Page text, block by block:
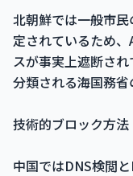
北朝鮮では一般市
定されているため
スが事実上遮断さ
分類される海国務省
技術的ブロック方法
中国ではDNS検閲